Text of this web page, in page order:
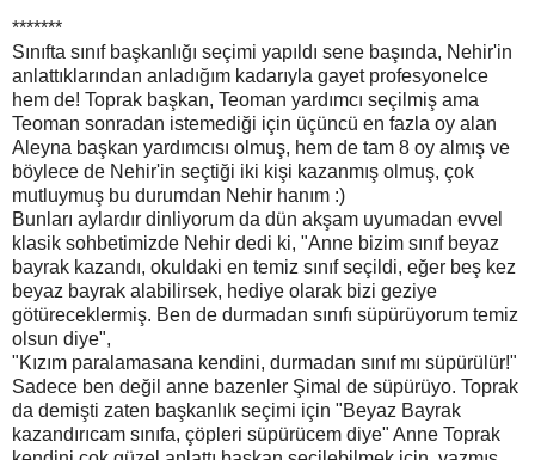
*******
Sınıfta sınıf başkanlığı seçimi yapıldı sene başında, Nehir'in
anlattıklarından anladığım kadarıyla gayet profesyonelce
hem de! Toprak başkan, Teoman yardımcı seçilmiş ama
Teoman sonradan istemediği için üçüncü en fazla oy alan
Aleyna başkan yardımcısı olmuş, hem de tam 8 oy almış ve
böylece de Nehir'in seçtiği iki kişi kazanmış olmuş, çok
mutluymuş bu durumdan Nehir hanım :)
Bunları aylardır dinliyorum da dün akşam uyumadan evvel
klasik sohbetimizde Nehir dedi ki, "Anne bizim sınıf beyaz
bayrak kazandı, okuldaki en temiz sınıf seçildi, eğer beş kez
beyaz bayrak alabilirsek, hediye olarak bizi geziye
götüreceklermiş. Ben de durmadan sınıfı süpürüyorum temiz
olsun diye",
"Kızım paralamasana kendini, durmadan sınıf mı süpürülür!"
Sadece ben değil anne bazenler Şimal de süpürüyo. Toprak
da demişti zaten başkanlık seçimi için "Beyaz Bayrak
kazandırıcam sınıfa, çöpleri süpürücem diye" Anne Toprak